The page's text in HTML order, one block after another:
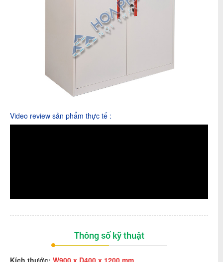
Video review sản phẩm thực tế :
Thông số kỹ thuật
Kích thước: W900 x D400 x 1200 mm